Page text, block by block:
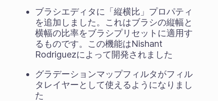
ブラシエディタに「縦横比」プロパティ
を追加しました。これはブラシの縦幅と
横幅の比率をブラシプリセットに適用す
るものです。この機能はNishant
Rodriguezによって開発されました
グラデーションマップフィルタがフィル
タレイヤーとして使えるようになりまし
た